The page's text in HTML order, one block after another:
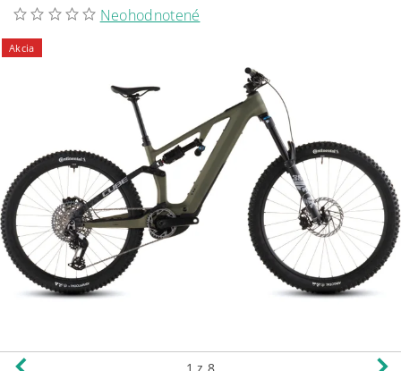
Neohodnotené
Akcia
1 z 8